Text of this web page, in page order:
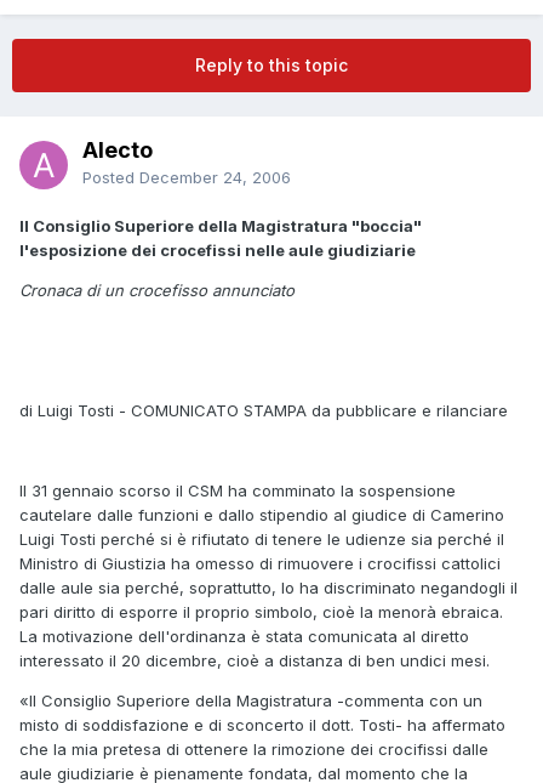
Reply to this topic
Alecto
Posted December 24, 2006
Il Consiglio Superiore della Magistratura "boccia"
l'esposizione dei crocefissi nelle aule giudiziarie
Cronaca di un crocefisso annunciato
di Luigi Tosti - COMUNICATO STAMPA da pubblicare e rilanciare
Il 31 gennaio scorso il CSM ha comminato la sospensione
cautelare dalle funzioni e dallo stipendio al giudice di Camerino
Luigi Tosti perché si è rifiutato di tenere le udienze sia perché il
Ministro di Giustizia ha omesso di rimuovere i crocifissi cattolici
dalle aule sia perché, soprattutto, lo ha discriminato negandogli il
pari diritto di esporre il proprio simbolo, cioè la menorà ebraica.
La motivazione dell'ordinanza è stata comunicata al diretto
interessato il 20 dicembre, cioè a distanza di ben undici mesi.
«Il Consiglio Superiore della Magistratura -commenta con un
misto di soddisfazione e di sconcerto il dott. Tosti- ha affermato
che la mia pretesa di ottenere la rimozione dei crocifissi dalle
aule giudiziarie è pienamente fondata, dal momento che la